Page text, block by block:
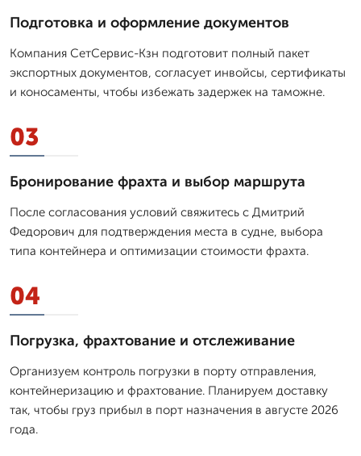
Подготовка и оформление документов
Компания СетСервис-Кзн подготовит полный пакет
экспортных документов, согласует инвойсы, сертификаты
и коносаменты, чтобы избежать задержек на таможне.
03
Бронирование фрахта и выбор маршрута
После согласования условий свяжитесь с Дмитpий
Федорович для подтверждения места в судне, выбора
типа контейнера и оптимизации стоимости фрахта.
04
Погрузка, фрахтование и отслеживание
Организуем контроль погрузки в порту отправления,
контейнеризацию и фрахтование. Планируем доставку
так, чтобы груз прибыл в порт назначения в августе 2026
года.